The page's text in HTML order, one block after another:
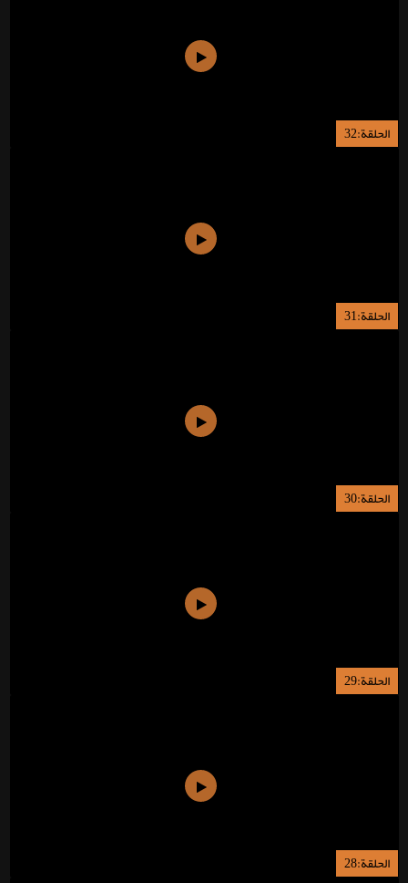
الحلقة:32
الحلقة:31
الحلقة:30
الحلقة:29
الحلقة:28